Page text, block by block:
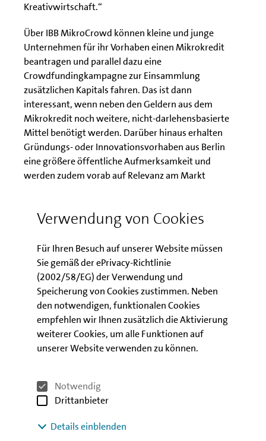
Verwendung von Cookies
Für Ihren Besuch auf unserer Website müssen
Sie gemäß der ePrivacy-Richtlinie
(2002/58/EG) der Verwendung und
Speicherung von Cookies zustimmen. Neben
den notwendigen, funktionalen Cookies
empfehlen wir Ihnen zusätzlich die Aktivierung
weiterer Cookies, um alle Funktionen auf
unserer Website verwenden zu können.
Notwendig
Drittanbieter
Details einblenden
Kreativwirtschaft.“
Über IBB MikroCrowd können kleine und junge
Unternehmen für ihr Vorhaben einen Mikrokredit
beantragen und parallel dazu eine
Crowdfundingkampagne zur Einsammlung
zusätzlichen Kapitals fahren. Das ist dann
interessant, wenn neben den Geldern aus dem
Mikrokredit noch weitere, nicht-darlehensbasierte
Mittel benötigt werden. Darüber hinaus erhalten
Gründungs- oder Innovationsvorhaben aus Berlin
eine größere öffentliche Aufmerksamkeit und
werden zudem vorab auf Relevanz am Markt
Bei dem Verfahren wird zunächst auf dem üblichen
Weg ein Mikrokredit aus dem KMU-Fonds beantragt
und gleichzeitig angegeben, ob bzw. in welcher Höhe
eine zusätzliche Crowdfinanzierung erfolgen soll.
Dies kann sowohl bei der IBB als auch über die IBB-
Partnerseite bei Startnext erfolgen. Fällt die
Kreditprüfung durch die IBB positiv aus, erhalten die
Kunden bereits eine vorbehaltliche Kreditzusage. Die
IBB schaltet die Crowdfunding-Kampagne auf der
Plattform frei, sobald alle Kriterien erfüllt sind. Der
Über die Startnext Partnerseite der IBB können
unternehmerischen Projekten aus Berlin suchen.